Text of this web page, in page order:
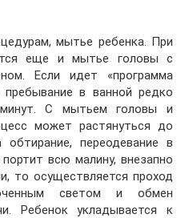
мытье ребенка. При
еще и мытье головы с
Если идет «программа
в ванной редко
С мытьем головы и
может растянуться до
переодевание в
всю малину, внезапно
то осуществляется проход
светом и обмен
Ребенок укладывается к